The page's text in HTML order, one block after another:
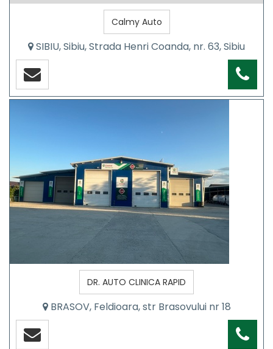
Calmy Auto
SIBIU, Sibiu, Strada Henri Coanda, nr. 63, Sibiu
DR. AUTO CLINICA RAPID
BRASOV, Feldioara, str Brasovului nr 18